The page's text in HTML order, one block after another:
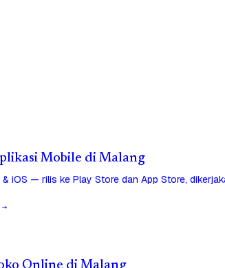
Mobile di Malang
& iOS — rilis ke Play Store dan App Store,